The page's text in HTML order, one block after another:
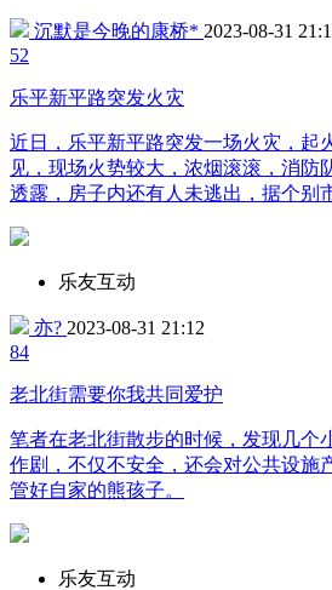
沉默是今晚的康桥* 2023-08-31
52
乐平新平路突发火灾
近日，乐平新平路突发一场火灾，起
见，现场火势较大，浓烟滚滚，消防
透露，房子内还有人未逃出，据个别
乐友互动
亦? 2023-08-31 21:12
84
老北街需要你我共同爱护
笔者在老北街散步的时候，发现几个
作剧，不仅不安全，还会对公共设施
管好自家的熊孩子。
乐友互动